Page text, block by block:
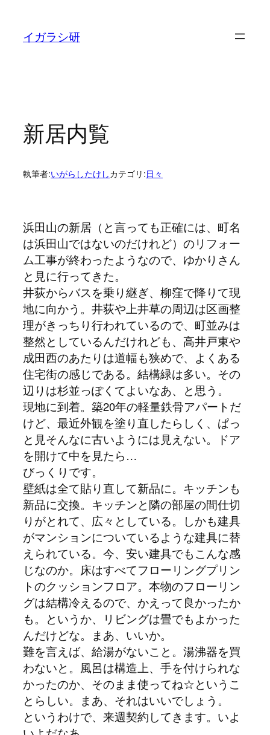
イガラシ研
新居内覧
執筆者:いがらしたけしカテゴリ:日々
浜田山の新居（と言っても正確には、町名
は浜田山ではないのだけれど）のリフォー
ム工事が終わったようなので、ゆかりさん
と見に行ってきた。
井荻からバスを乗り継ぎ、柳窪で降りて現
地に向かう。井荻や上井草の周辺は区画整
理がきっちり行われているので、町並みは
整然としているんだけれども、高井戸東や
成田西のあたりは道幅も狭めで、よくある
住宅街の感じである。結構緑は多い。その
辺りは杉並っぽくてよいなあ、と思う。
現地に到着。築20年の軽量鉄骨アパートだ
けど、最近外観を塗り直したらしく、ぱっ
と見そんなに古いようには見えない。ドア
を開けて中を見たら…
びっくりです。
壁紙は全て貼り直して新品に。キッチンも
新品に交換。キッチンと隣の部屋の間仕切
りがとれて、広々としている。しかも建具
がマンションについているような建具に替
えられている。今、安い建具でもこんな感
じなのか。床はすべてフローリングプリン
トのクッションフロア。本物のフローリン
グは結構冷えるので、かえって良かったか
も。というか、リビングは畳でもよかった
んだけどな。まあ、いいか。
難を言えば、給湯がないこと。湯沸器を買
わないと。風呂は構造上、手を付けられな
かったのか、そのまま使ってね☆というこ
とらしい。まあ、それはいいでしょう。
というわけで、来週契約してきます。いよ